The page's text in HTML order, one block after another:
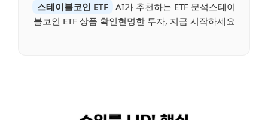
스테이블코인 ETF AI가 추천하는 ETF 분석스테이
블코인 ETF 상품 확인현명한 투자, 지금 시작하세요